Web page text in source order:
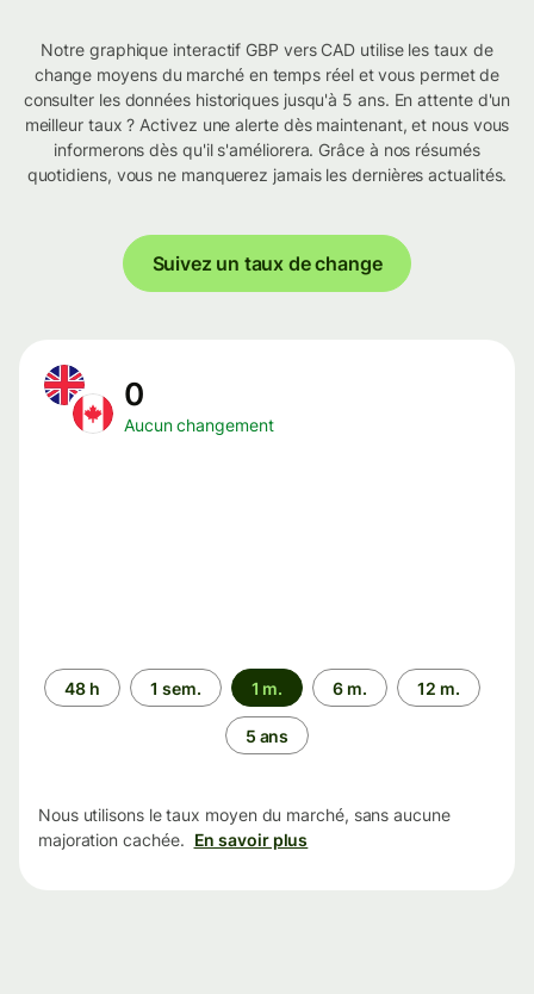
Notre graphique interactif GBP vers CAD utilise les taux de
change moyens du marché en temps réel et vous permet de
consulter les données historiques jusqu'à 5 ans. En attente d'un
meilleur taux ? Activez une alerte dès maintenant, et nous vous
informerons dès qu'il s'améliorera. Grâce à nos résumés
quotidiens, vous ne manquerez jamais les dernières actualités.
Suivez un taux de change
0
Aucun changement
Période
48 h 1 sem. 1 m. 6 m. 12 m.
5 ans
Nous utilisons le taux moyen du marché, sans aucune
majoration cachée. En savoir plus